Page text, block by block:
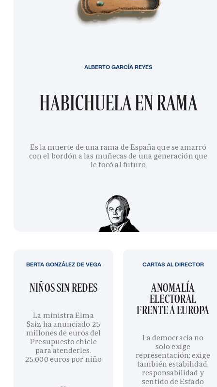
HABICHUELA EN RAMA
Es la muerte de una rama de España que se amarró
con el bordón a las muñecas de una generación que
le tocó al futuro
ALBERTO GARCÍA REYES
NIÑOS SIN REDES
La ministra Elma
Saiz ha anunciado 25
millones de euros del
Presupuesto chicle
para atenderles.
25.000 euros por niño
BERTA GONZÁLEZ DE VEGA
ANOMALÍA
ELECTORAL
FRENTE A EUROPA
La democracia no
solo exige
representación; exige
también estabilidad,
responsabilidad y
sentido de Estado
CARTAS AL DIRECTOR